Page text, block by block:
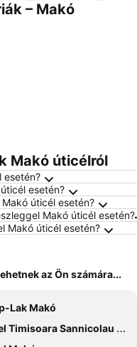
– Makó
Makó úticélról
esetén?
esetén?
úticél esetén?
Makó úticél esetén?
Makó úticél esetén?
az Ön számára...
Lak Makó
Timisoara Sannicolau Mare